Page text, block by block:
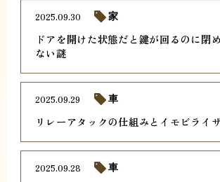
ドアを開けた状態だと鍵が回るのに閉
ない謎
2025.09.30 家
リレーアタックの仕組みとイモビライ
2025.09.29 車
2025.09.28 車